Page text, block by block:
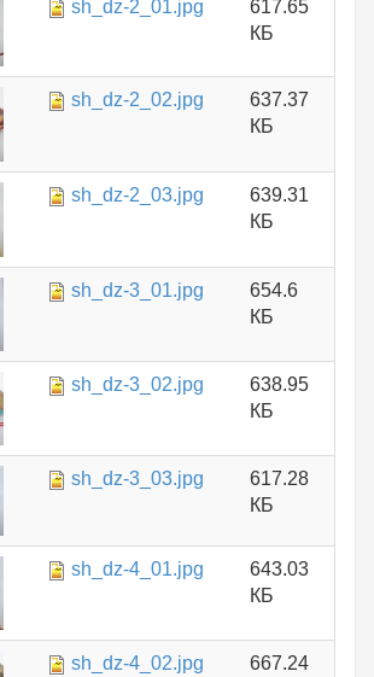
sh_dz-2_01.jpg
617.65
КБ
sh_dz-2_02.jpg
637.37
КБ
sh_dz-2_03.jpg
639.31
КБ
sh_dz-3_01.jpg
654.6
КБ
sh_dz-3_02.jpg
638.95
КБ
sh_dz-3_03.jpg
617.28
КБ
sh_dz-4_01.jpg
643.03
КБ
sh_dz-4_02.jpg
667.24